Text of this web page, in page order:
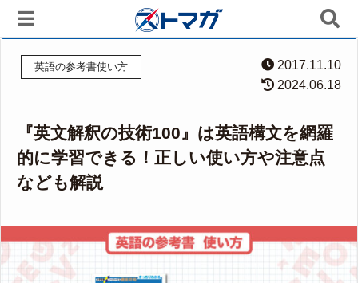
英語の参考書使い方
2017.11.10
2024.06.18
『英文解釈の技術100』は英語構文を網羅
的に学習できる！正しい使い方や注意点
なども解説